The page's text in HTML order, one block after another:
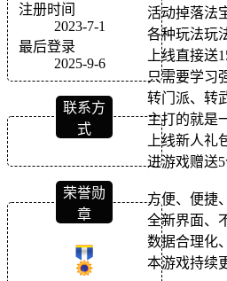
注册时间
2023-7-1
最后登录
2025-9-6
联系方
式
荣誉勋
章
活动掉落法
各种玩法玩
上线直接送
只需要学习
转门派、转
主打的就是
上线新人
进游戏赠送
方便、便捷
全新界面、
数据合理化
本游戏持续